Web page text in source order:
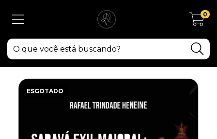
0
ESGOTADO